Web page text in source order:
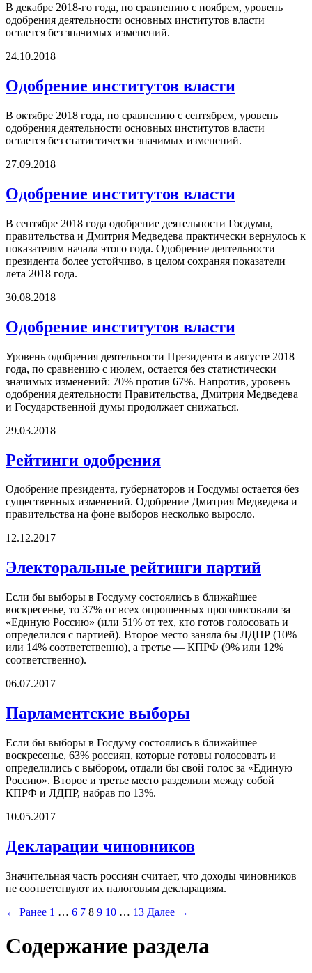
В декабре 2018-го года, по сравнению с ноябрем, уровень
одобрения деятельности основных институтов власти
остается без значимых изменений.
24.10.2018
Одобрение институтов власти
В октябре 2018 года, по сравнению с сентябрем, уровень
одобрения деятельности основных институтов власти
остается без статистически значимых изменений.
27.09.2018
Одобрение институтов власти
В сентябре 2018 года одобрение деятельности Госдумы,
правительства и Дмитрия Медведева практически вернулось к
показателям начала этого года. Одобрение деятельности
президента более устойчиво, в целом сохраняя показатели
лета 2018 года.
30.08.2018
Одобрение институтов власти
Уровень одобрения деятельности Президента в августе 2018
года, по сравнению с июлем, остается без статистически
значимых изменений: 70% против 67%. Напротив, уровень
одобрения деятельности Правительства, Дмитрия Медведева
и Государственной думы продолжает снижаться.
29.03.2018
Рейтинги одобрения
Одобрение президента, губернаторов и Госдумы остается без
существенных изменений. Одобрение Дмитрия Медведева и
правительства на фоне выборов несколько выросло.
12.12.2017
Электоральные рейтинги партий
Если бы выборы в Госдуму состоялись в ближайшее
воскресенье, то 37% от всех опрошенных проголосовали за
«Единую Россию» (или 51% от тех, кто готов голосовать и
определился с партией). Второе место заняла бы ЛДПР (10%
или 14% соответственно), а третье — КПРФ (9% или 12%
соответственно).
06.07.2017
Парламентские выборы
Если бы выборы в Госдуму состоялись в ближайшее
воскресенье, 63% россиян, которые готовы голосовать и
определились с выбором, отдали бы свой голос за «Единую
Россию». Второе и третье место разделили между собой
КПРФ и ЛДПР, набрав по 13%.
10.05.2017
Декларации чиновников
Значительная часть россиян считает, что доходы чиновников
не соответствуют их налоговым декларациям.
← Ранее 1 … 6 7 8 9 10 … 13 Далее →
Содержание раздела